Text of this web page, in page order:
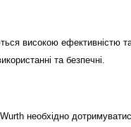
високою ефективністю та
та безпечні.
необхідно